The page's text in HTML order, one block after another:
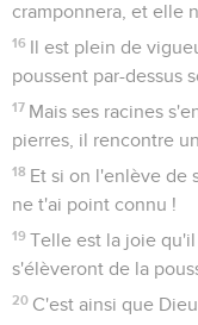
cramponnera, et elle
16 Il est plein de
poussent par-dessus
17 Mais ses racines
pierres, il rencontre
18 Et si on l'enlève de
ne t'ai point connu !
19 Telle est la joie
s'élèveront de la
20 C'est ainsi que